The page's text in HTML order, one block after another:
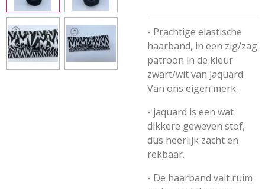
- Prachtige elastische
haarband, in een zig/zag
patroon in de kleur
zwart/wit van jaquard.
Van ons eigen merk.
- jaquard is een wat
dikkere geweven stof,
dus heerlijk zacht en
rekbaar.
- De haarband valt ruim